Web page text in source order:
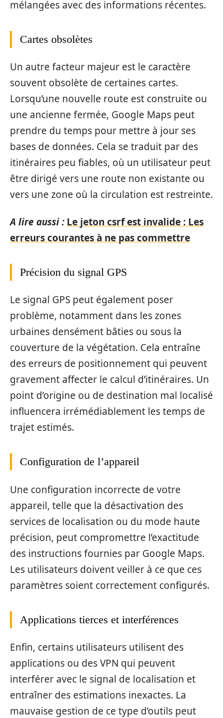
mélangées avec des informations récentes.
Cartes obsolètes
Un autre facteur majeur est le caractère
souvent obsolète de certaines cartes.
Lorsqu’une nouvelle route est construite ou
une ancienne fermée, Google Maps peut
prendre du temps pour mettre à jour ses
bases de données. Cela se traduit par des
itinéraires peu fiables, où un utilisateur peut
être dirigé vers une route non existante ou
vers une zone où la circulation est restreinte.
A lire aussi : Le jeton csrf est invalide : Les
erreurs courantes à ne pas commettre
Précision du signal GPS
Le signal GPS peut également poser
problème, notamment dans les zones
urbaines densément bâties ou sous la
couverture de la végétation. Cela entraîne
des erreurs de positionnement qui peuvent
gravement affecter le calcul d’itinéraires. Un
point d’origine ou de destination mal localisé
influencera irrémédiablement les temps de
trajet estimés.
Configuration de l’appareil
Une configuration incorrecte de votre
appareil, telle que la désactivation des
services de localisation ou du mode haute
précision, peut compromettre l’exactitude
des instructions fournies par Google Maps.
Les utilisateurs doivent veiller à ce que ces
paramètres soient correctement configurés.
Applications tierces et interférences
Enfin, certains utilisateurs utilisent des
applications ou des VPN qui peuvent
interférer avec le signal de localisation et
entraîner des estimations inexactes. La
mauvaise gestion de ce type d’outils peut